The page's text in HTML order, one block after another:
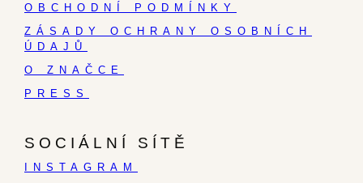
OBCHODNÍ PODMÍNKY
ZÁSADY OCHRANY OSOBNÍCH
ÚDAJŮ
O ZNAČCE
PRESS
SOCIÁLNÍ SÍTĚ
INSTAGRAM